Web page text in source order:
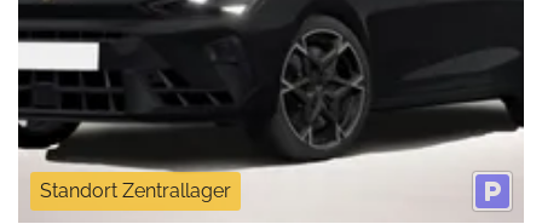
Standort Zentrallager